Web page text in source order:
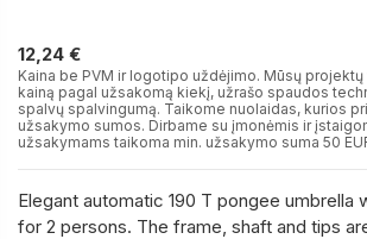
12,24 €
Kaina be PVM ir logotipo uždėjimo. Mūsų
kainą pagal užsakomą kiekį, užrašo spaudos
spalvų spalvingumą. Taikome nuolaidas, kurios
užsakymo sumos. Dirbame su įmonėmis ir
užsakymams taikoma min. užsakymo suma 50
Elegant automatic 190 T pongee umbrella
for 2 persons. The frame, shaft and tips